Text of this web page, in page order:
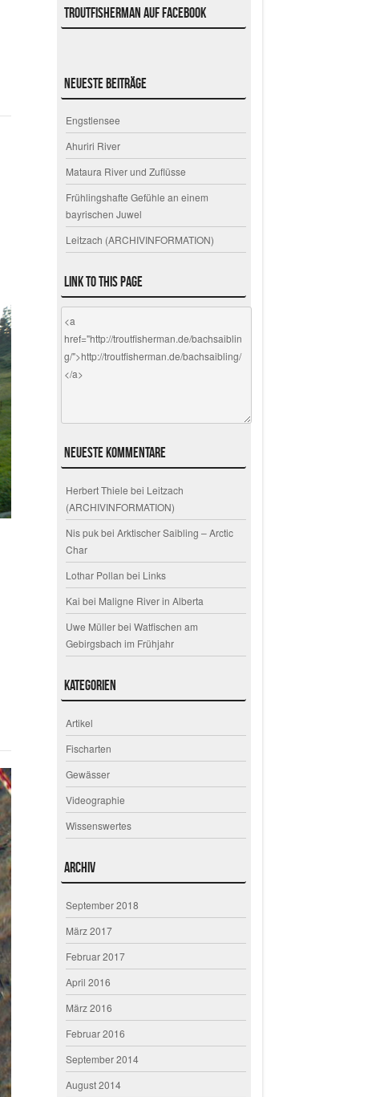
Troutfisherman auf Facebook
Neueste Beiträge
Engstlensee
Ahuriri River
Mataura River und Zuflüsse
Frühlingshafte Gefühle an einem
bayrischen Juwel
Leitzach (ARCHIVINFORMATION)
Link to this page
Neueste Kommentare
Herbert Thiele bei Leitzach
(ARCHIVINFORMATION)
Nis pukbeiArktischer Saibling – Arctic
Char
Lothar Pollan bei Links
Kai bei Maligne River in Alberta
Uwe MüllerbeiWatfischen am
Gebirgsbach im Frühjahr
Kategorien
Artikel
Fischarten
Gewässer
Videographie
Wissenswertes
Archiv
September 2018
März 2017
Februar 2017
April 2016
März 2016
Februar 2016
September 2014
August 2014